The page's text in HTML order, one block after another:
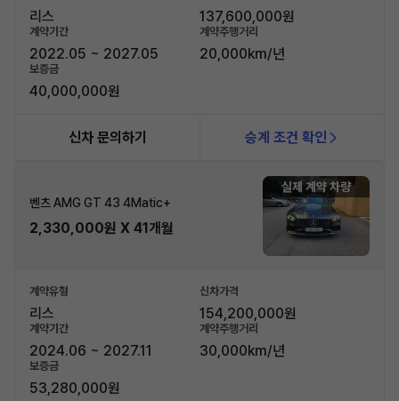
리스 137,600,000원
계약기간
2022.05 ~ 2027.05
계약주행거리
20,000km/년
보증금
40,000,000원
신차 문의하기 승계 조건 확인
벤츠 AMG GT 43 4Matic+
2,330,000원 X 41개월
실제 계약 차량
계약유형
리스
신차가격
154,200,000원
계약기간
2024.06 ~ 2027.11
계약주행거리
30,000km/년
보증금
53,280,000원